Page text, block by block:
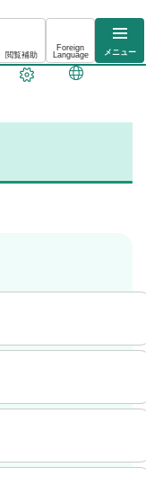
閲覧補助
Foreign
Language
メニュー